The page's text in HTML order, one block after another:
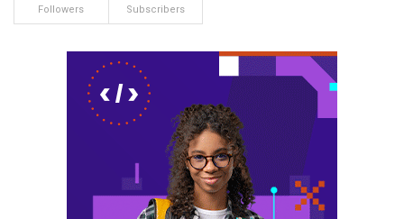
Followers Subscribers